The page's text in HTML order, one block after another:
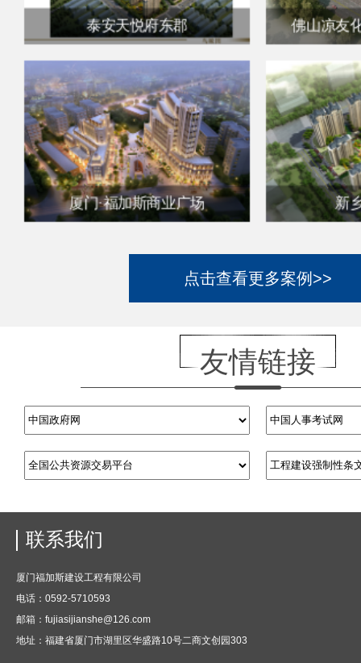
安阳福加斯国际花园西区 安阳福加
泰安福加斯天悦府福园 泰安福
点击查看更多案例>>
友情链接
联系我们
厦门福加斯建设工程有限公司
电话：0592-5710593
邮箱：fujiasijianshe@126.com
地址： 福建省厦门市湖里区华盛路10号二商文创园303